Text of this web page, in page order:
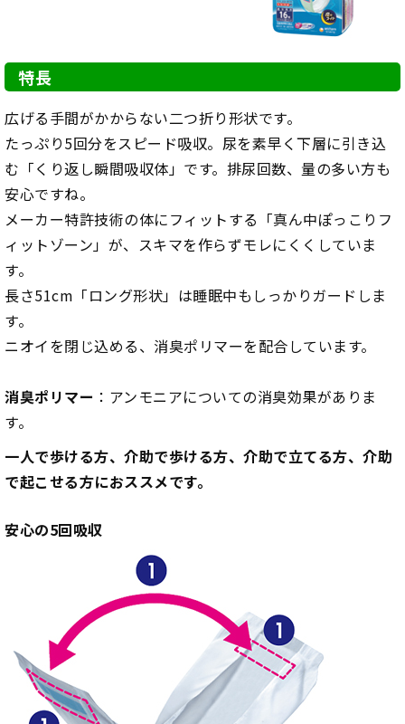
特長
広げる手間がかからない二つ折り形状です。
たっぷり5回分をスピード吸収。尿を素早く下層に引き込
む「くり返し瞬間吸収体」です。排尿回数、量の多い方も
安心ですね。
メーカー特許技術の体にフィットする「真ん中ぽっこりフ
ィットゾーン」が、スキマを作らずモレにくくしていま
す。
長さ51cm「ロング形状」は睡眠中もしっかりガードしま
す。
ニオイを閉じ込める、消臭ポリマーを配合しています。
消臭ポリマー ：アンモニアについての消臭効果がありま
す。
一人で歩ける方、介助で歩ける方、介助で立てる方、介助
で起こせる方におススメです。
安心の5回吸収